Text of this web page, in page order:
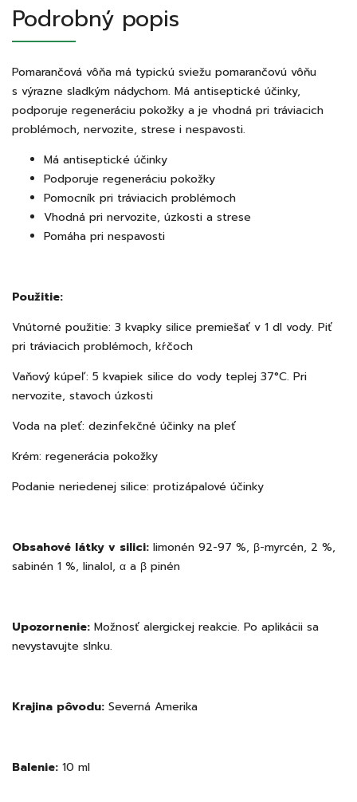
Podrobný popis
Pomarančová vôňa má typickú sviežu pomarančovú vôňu
s výrazne sladkým nádychom. Má antiseptické účinky,
podporuje regeneráciu pokožky a je vhodná pri tráviacich
problémoch, nervozite, strese i nespavosti.
Má antiseptické účinky
Podporuje regeneráciu pokožky
Pomocník pri tráviacich problémoch
Vhodná pri nervozite, úzkosti a strese
Pomáha pri nespavosti
Použitie:
Vnútorné použitie: 3 kvapky silice premiešať v 1 dl vody. Piť
pri tráviacich problémoch, kŕčoch
Vaňový kúpeľ: 5 kvapiek silice do vody teplej 37°C. Pri
nervozite, stavoch úzkosti
Voda na pleť: dezinfekčné účinky na pleť
Krém: regenerácia pokožky
Podanie neriedenej silice: protizápalové účinky
Obsahové látky v silici: limonén 92-97 %, β-myrcén, 2 %,
sabinén 1 %, linalol, α a β pinén
Upozornenie: Možnosť alergickej reakcie. Po aplikácii sa
nevystavujte slnku.
Krajina pôvodu: Severná Amerika
Balenie: 10 ml